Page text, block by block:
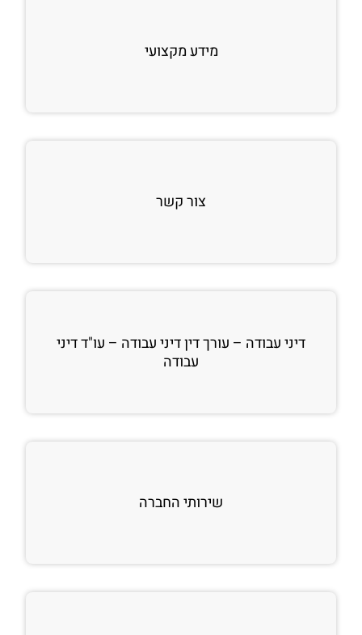
מידע מקצועי
צור קשר
דיני עבודה – עורך דין דיני עבודה – עו"ד דיני
עבודה
שירותי החברה